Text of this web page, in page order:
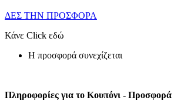
ΔΕΣ ΤΗΝ ΠΡΟΣΦΟΡΑ
Κάνε Click εδώ
H προσφορά συνεχίζεται
Πληροφορίες για το Κουπόνι - Προσφορά